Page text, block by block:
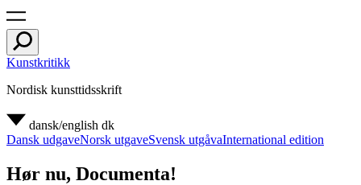
Kunstkritikk
Nordisk kunsttidsskrift
dansk/english dk
Dansk udgaveNorsk utgaveSvensk utgåvaInternational edition
Hør nu, Documenta!